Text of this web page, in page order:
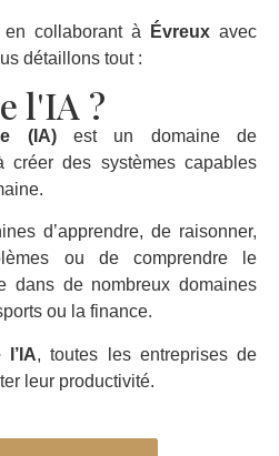
en collaborant à Évreux avec
détaillons tout :
l'IA ?
(IA)est un domaine de
créer des systèmes capables
d’apprendre, de raisonner,
ou de comprendre le
dans de nombreux domaines
ou la finance.
, toutes les entreprises de
leur productivité.